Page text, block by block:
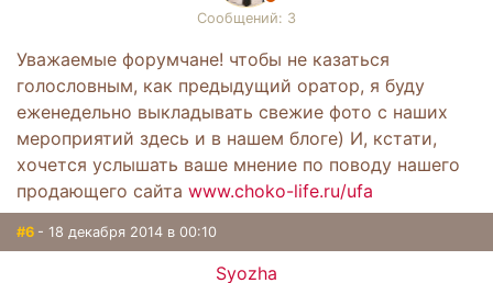
Сообщений: 3
Уважаемые форумчане! чтобы не казаться
голословным, как предыдущий оратор, я буду
еженедельно выкладывать свежие фото с наших
мероприятий здесь и в нашем блоге) И, кстати,
хочется услышать ваше мнение по поводу нашего
продающего сайта www.choko-life.ru/ufa
#6 - 18 декабря 2014 в 00:10
Syozha